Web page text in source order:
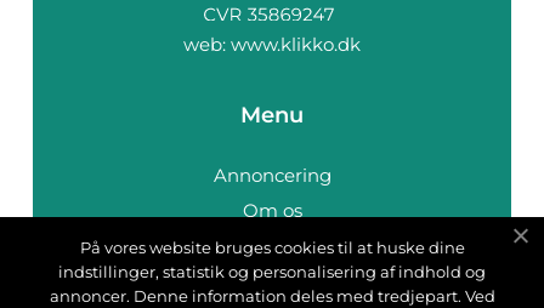
web: www.klikko.dk
Menu
Annoncering
Om os
Cookies
Kontakt os
På vores website bruges cookies til at huske dine
indstillinger, statistik og personalisering af indhold og
annoncer. Denne information deles med tredjepart. Ved